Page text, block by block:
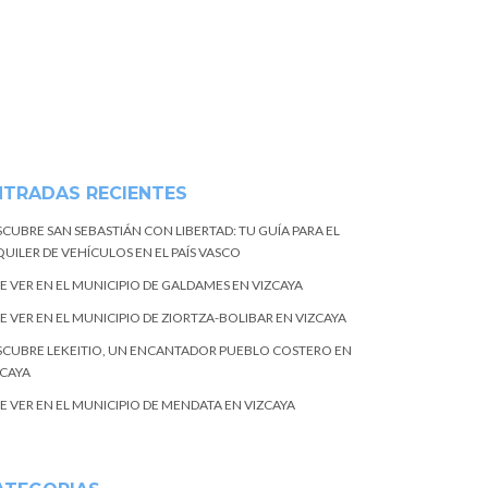
RECIENTES
SAN SEBASTIÁN CON LIBERTAD: TU GUÍA PARA EL
DE VEHÍCULOS EN EL PAÍS VASCO
VER EN EL MUNICIPIO DE GALDAMES EN VIZCAYA
VER EN EL MUNICIPIO DE ZIORTZA-BOLIBAR EN VIZCAYA
LEKEITIO, UN ENCANTADOR PUEBLO COSTERO EN
VER EN EL MUNICIPIO DE MENDATA EN VIZCAYA